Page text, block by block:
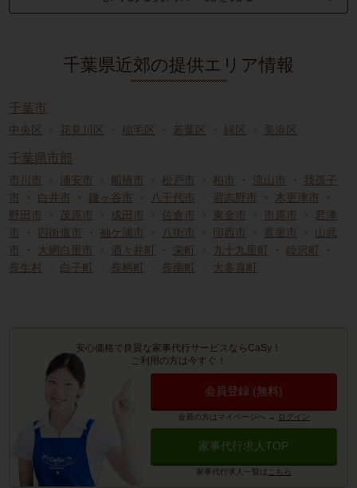
千葉県近郊の提供エリア情報
千葉市
中央区 ・ 花見川区 ・ 稲毛区 ・ 若葉区 ・ 緑区 ・ 美浜区
千葉県市部
・ 浦安市 ・ 船橋市 ・ 松戸市 ・柏市 ・ 流山市 ・ 我孫子
・ 白井市 ・ 鎌ヶ谷市 ・ 八千代市 ・ 習志野市 ・ 木更津市
・
野田市
・ 茂原市 ・ 成田市 ・ 佐倉市 ・ 東金市 ・ 市原市 ・
君津
・ 四街道市 ・ 袖ケ浦市 ・ 八街市 ・ 印西市 ・ 富里市 ・ 山武
・ 大網白里市 ・ 酒々井町 ・ 栄町 ・ 九十九里町 ・ 睦沢町 ・
長生村
・ 白子町 ・ 長柄町 ・ 長南町 ・ 大多喜町
安心価格で良質な家事代行サービスならCaSy！
ご利用の方は今すぐ！
会員登録 (無料)
会員の方はマイページへ → ログイン
家事代行求人TOP
家事代行求人一覧は こちら